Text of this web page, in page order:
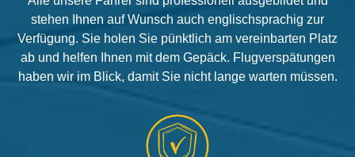
stehen Ihnen auf Wunsch auch englischsprachig zur
Verfügung. Sie holen Sie pünktlich am vereinbarten Platz
ab und helfen Ihnen mit dem Gepäck. Flugverspätungen
haben wir im Blick, damit Sie nicht lange warten müssen.